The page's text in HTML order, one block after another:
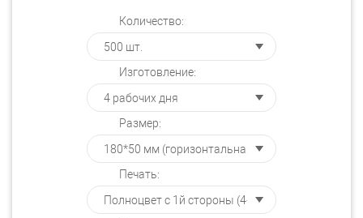
Количество:
Изготовление:
Размер:
Печать: